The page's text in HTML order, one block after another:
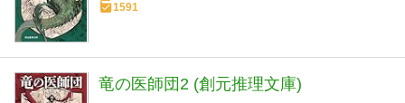
1591
竜の医師団2 (創元推理文庫)